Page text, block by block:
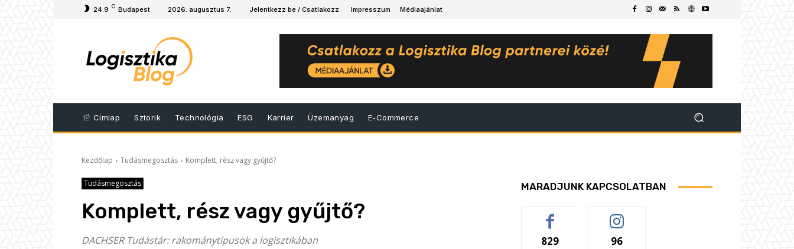
24.9 C Budapest 2026. augusztus 7. Jelentkezz be / Csatlakozz Impresszum Médiaajánlat
Címlap Sztorik Technológia ESG Karrier Üzemanyag E-Commerce
Kezdőlap Tudásmegosztás Komplett, rész vagy gyűjtő?
Tudásmegosztás
Komplett, rész vagy gyűjtő?
DACHSER Tudástár: rakománytípusok a logisztikában
MARADJUNK KAPCSOLATBAN
829 96